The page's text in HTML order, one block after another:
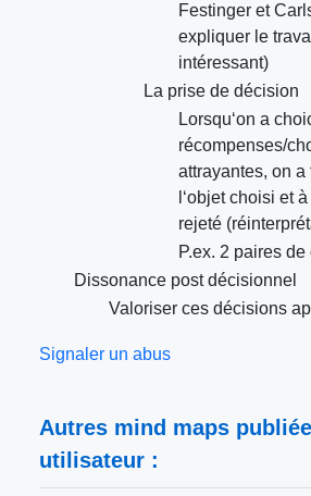
Festinger et
expliquer le
intéressant)
La prise de décision
Lorsqu‘on a
récompenses/
attrayantes, on
l‘objet choisi et
rejeté
P.ex. 2 paires
Dissonance post décisionnel
Valoriser ces décisions
Signaler un abus
Autres mind maps
utilisateur :